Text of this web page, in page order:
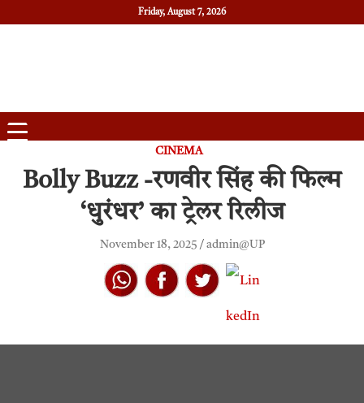
Friday, August 7, 2026
CINEMA
Bolly Buzz -रणवीर सिंह की फिल्म
‘धुरंधर’ का ट्रेलर रिलीज
November 18, 2025 admin@UP